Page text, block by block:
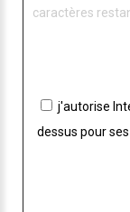
caractères
j'autorise
dessus pour